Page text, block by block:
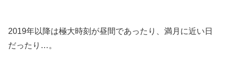
2019年以降は極大時刻が昼間であったり、満月に近い日
だったり…。